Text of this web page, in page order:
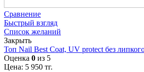
Сравнение
Быстрый взгляд
Список желаний
Закрыть
Топ Nail Best Coat, UV protect без
Оценка 0 из 5
Цена: 5 950 тг.